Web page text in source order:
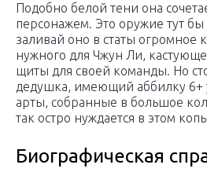
Подобно белой тени она
персонажем. Это оружие тут бы
заливай оно в статы огромное
нужного для Чжун Ли,
щиты для своей команды. Но
дедушка, имеющий аббилку 6+
арты, собранные в большое
так остро нуждается в этом
Биографическая